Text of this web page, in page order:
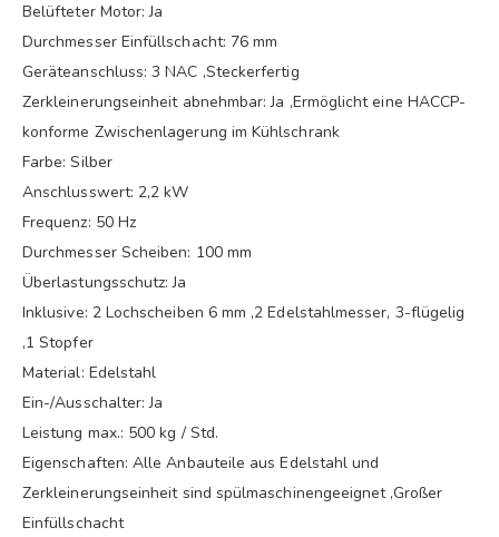
Belüfteter Motor: Ja
Durchmesser Einfüllschacht: 76 mm
Geräteanschluss: 3 NAC ,Steckerfertig
Zerkleinerungseinheit abnehmbar: Ja ,Ermöglicht eine HACCP-
konforme Zwischenlagerung im Kühlschrank
Farbe: Silber
Anschlusswert: 2,2 kW
Frequenz: 50 Hz
Durchmesser Scheiben: 100 mm
Überlastungsschutz: Ja
Inklusive: 2 Lochscheiben 6 mm ,2 Edelstahlmesser, 3-flügelig
,1 Stopfer
Material: Edelstahl
Ein-/Ausschalter: Ja
Leistung max.: 500 kg / Std.
Eigenschaften: Alle Anbauteile aus Edelstahl und
Zerkleinerungseinheit sind spülmaschinengeeignet ,Großer
Einfüllschacht